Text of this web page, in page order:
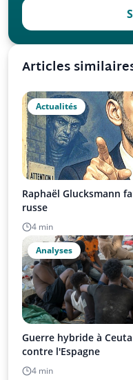
Articles
Actualités
Raphaël Glucksmann
russe
4 min
Analyses
Guerre hybride à
contre l'Espagne
4 min